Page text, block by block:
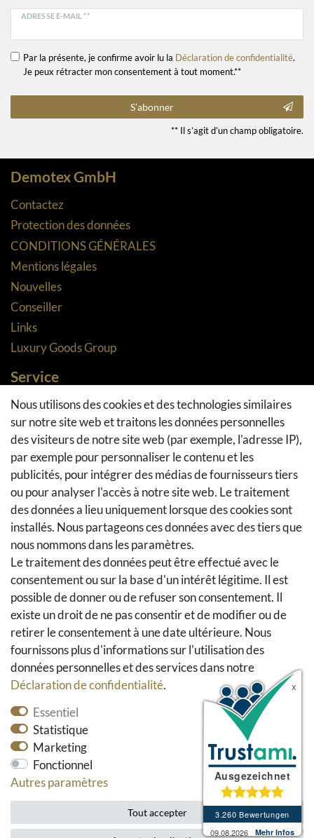
ADRESSE E-MAIL **
Par la présente, je confirme avoir lu la Déclaration de confidentialité.
Je peux rétracter mon consentement à tout moment.**
S’abonner
** Il s’agit d’un champ obligatoire.
Demotex GmbH
Contactez
Protection des données
CONDITIONS GÉNÉRALES
Mentions légales
Nouvelles
Conseiller
Links
Luxury Goods Group
Service
Méthodes de paiement
Méthodes et coûts de transport
Droit de rétractation
Retours
Se rétracter du contrat
Panier d'achat
A la caisse
Aide
Social Media
Facebook
Instagram
Pinterest
Youtube
Houzz
* tous les prix incluent la TVA et les frais d'envoi.
Nous utilisons des cookies et des technologies similaires
sur notre site web et traitons les données personnelles
des visiteurs de notre site web (par exemple, l'adresse IP),
par exemple pour personnaliser le contenu et les
publicités, pour intégrer des médias de fournisseurs tiers
ou pour analyser l'accès à notre site web. Le traitement
des données a lieu uniquement lorsque des cookies sont
installés. Nous partageons ces données avec des tiers que
nous nommons dans les paramètres.
Le traitement des données peut être effectué avec le
consentement ou sur la base d'un intérêt légitime. Il est
possible de donner ou de refuser son consentement. Il
existe un droit de ne pas consentir et de modifier ou de
retirer le consentement à une date ultérieure. Nous
fournissons plus d'informations sur l'utilisation des
données personnelles et des services dans notre
Déclaration de confidentialité.
Essentiel
Statistique
Marketing
Fonctionnel
Autres paramètres
Tout accepter